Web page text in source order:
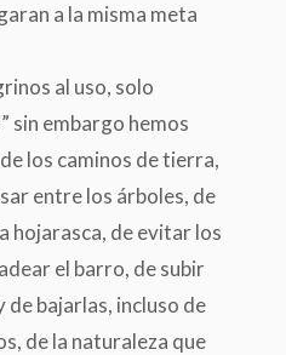
a la misma meta
al uso, solo
sin embargo hemos
los caminos de tierra,
entre los árboles, de
hojarasca, de evitar los
el barro, de subir
bajarlas, incluso de
de la naturaleza que